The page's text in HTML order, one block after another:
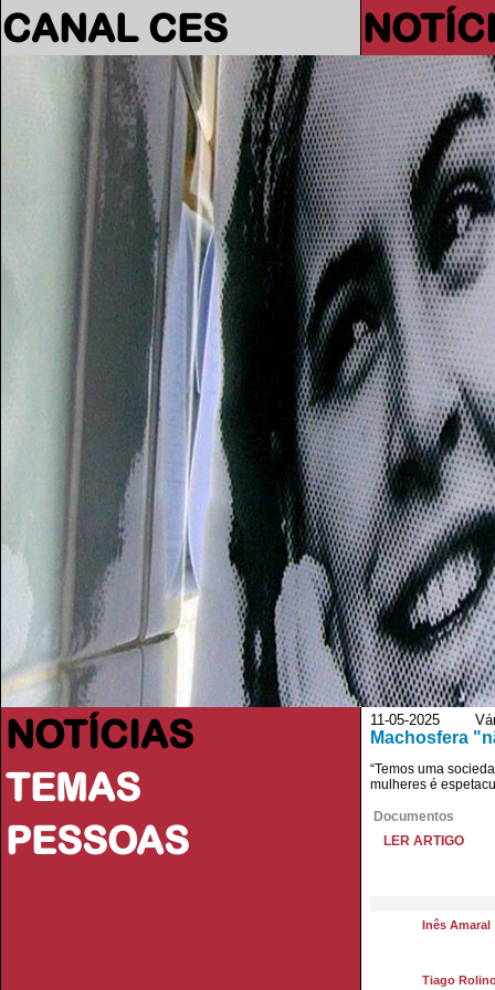
CANAL CES
NOTÍCIAS
TEMAS
PESSOAS
11-05-2025
Machosfera
“Temos uma
mulheres é
Documentos
LER ARTIGO
Inês Amaral
Tiago